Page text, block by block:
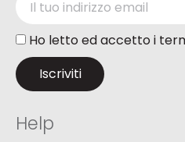
Ho letto ed accetto i
Help